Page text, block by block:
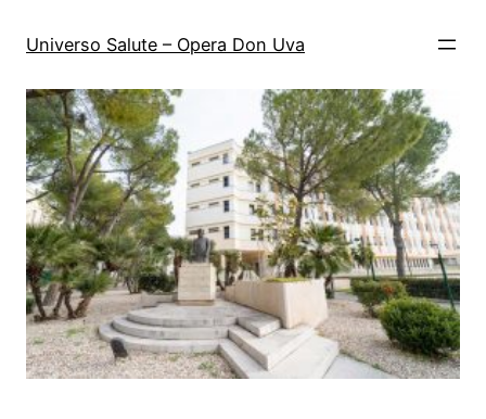
Universo Salute – Opera Don Uva